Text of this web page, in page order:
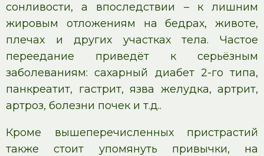
сонливости, а впоследствии – к лишним
жировым отложениям на бедрах, животе,
плечах и других участках тела. Частое
переедание приведёт к серьёзным
заболеваниям: сахарный диабет 2-го типа,
панкреатит, гастрит, язва желудка, артрит,
артроз, болезни почек и т.д..
Кроме вышеперечисленных пристрастий
также стоит упомянуть привычки, на